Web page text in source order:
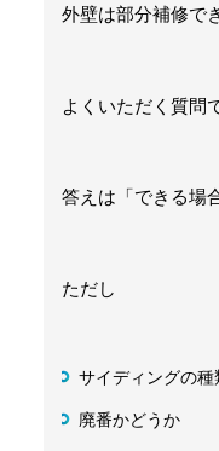
外壁は部分補修で
よくいただく質問
答えは「できる場
ただし
サイディングの種
廃番かどうか